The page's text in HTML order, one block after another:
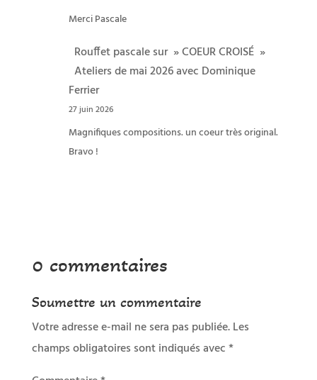
Merci Pascale
Rouffet pascalesur » COEUR CROISÉ »
Ateliers de mai 2026 avec Dominique
Ferrier
27 juin 2026
Magnifiques compositions. un coeur très original.
Bravo !
0 commentaires
Soumettre un commentaire
Votre adresse e-mail ne sera pas publiée. Les
champs obligatoires sont indiqués avec*